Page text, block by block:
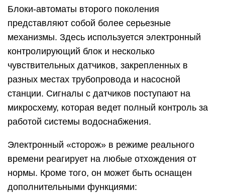
Блоки-автоматы второго поколения
представляют собой более серьезные
механизмы. Здесь используется электронный
контролирующий блок и несколько
чувствительных датчиков, закрепленных в
разных местах трубопровода и насосной
станции. Сигналы с датчиков поступают на
микросхему, которая ведет полный контроль за
работой системы водоснабжения.
Электронный «сторож» в режиме реального
времени реагирует на любые отхождения от
нормы. Кроме того, он может быть оснащен
дополнительными функциями: